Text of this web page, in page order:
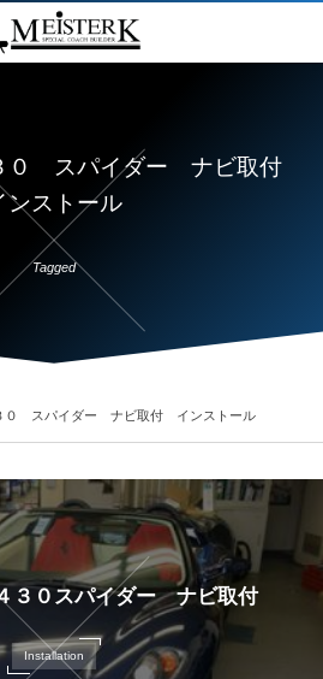
０ スパイダー ナビ取付
ンストール
Tagged
０ スパイダー ナビ取付 インストール
３０スパイダー ナビ取付
Installation